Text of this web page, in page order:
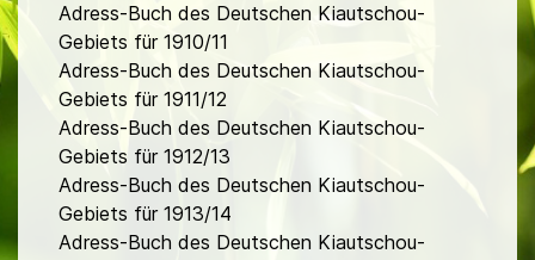
Adress-Buch des Deutschen Kiautschou-
Gebiets für 1910/11
Adress-Buch des Deutschen Kiautschou-
Gebiets für 1911/12
Adress-Buch des Deutschen Kiautschou-
Gebiets für 1912/13
Adress-Buch des Deutschen Kiautschou-
Gebiets für 1913/14
Adress-Buch des Deutschen Kiautschou-